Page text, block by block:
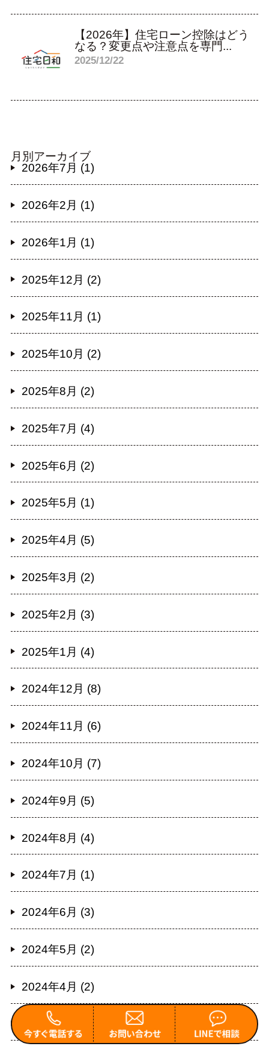
【2026年】住宅ローン控除はどう
なる？変更点や注意点を専門...
2025/12/22
月別アーカイブ
2026年7月 (1)
2026年2月 (1)
2026年1月 (1)
2025年12月 (2)
2025年11月 (1)
2025年10月 (2)
2025年8月 (2)
2025年7月 (4)
2025年6月 (2)
2025年5月 (1)
2025年4月 (5)
2025年3月 (2)
2025年2月 (3)
2025年1月 (4)
2024年12月 (8)
2024年11月 (6)
2024年10月 (7)
2024年9月 (5)
2024年8月 (4)
2024年7月 (1)
2024年6月 (3)
2024年5月 (2)
2024年4月 (2)
2024年2月 (4)